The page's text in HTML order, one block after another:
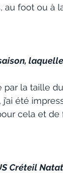
au foot ou à
par la taille
été
cela et de
Créteil